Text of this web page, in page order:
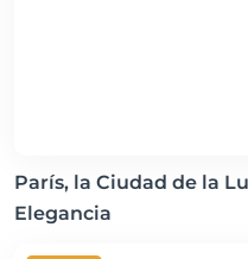
París, la Ciudad de la
Elegancia